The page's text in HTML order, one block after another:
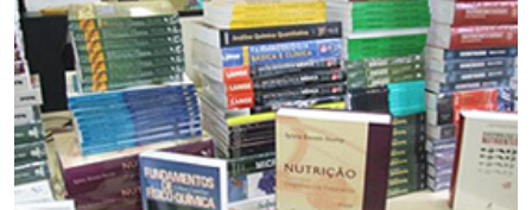
Biblioteca
Editora
Rádio